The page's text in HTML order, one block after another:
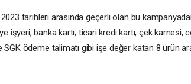
tarihleri arasında geçerli olan bu
işyeri, banka kartı, ticari kredi kartı, çek
ödeme talimatı gibi işe değer katan 8 ürün